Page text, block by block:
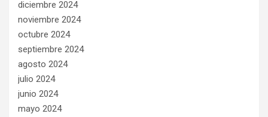
diciembre 2024
noviembre 2024
octubre 2024
septiembre 2024
agosto 2024
julio 2024
junio 2024
mayo 2024